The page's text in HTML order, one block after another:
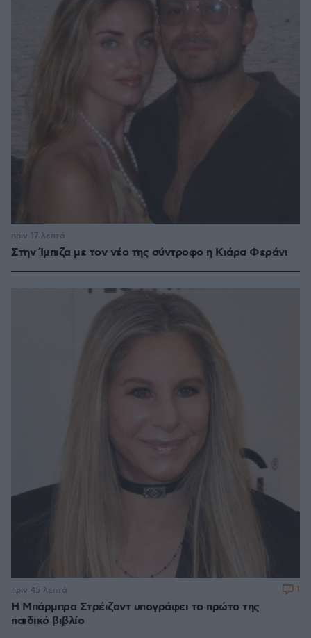
Στην Ίμπιζα με τον νέο της σύντροφο η Κιάρα Φεράνι
πριν 17 λεπτά
Η Μπάρμπρα Στρέιζαντ υπογράφει το πρώτο της
παιδικό βιβλίο
πριν 45 λεπτά 1